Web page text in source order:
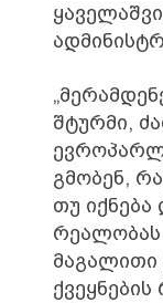
შტურმი,
გმობენ,
თუ
რეალობას